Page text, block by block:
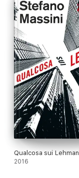
Qualcosa sui Lehman
2016